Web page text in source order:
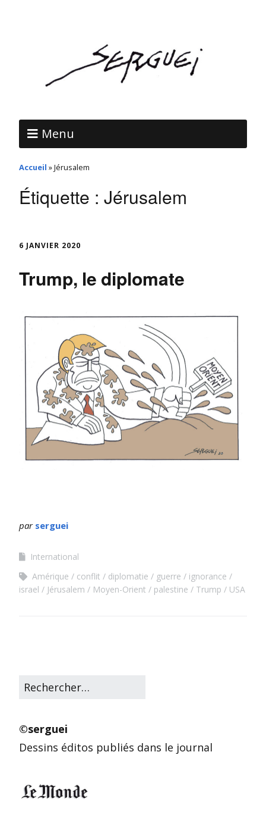
Menu
Accueil »Jérusalem
Étiquette : Jérusalem
6 JANVIER 2020
Trump, le diplomate
par serguei
International
Amérique
conflit diplomatie guerre
ignorance
israel
Jérusalem Moyen-Orient palestine Trump USA
©serguei
Dessins éditos publiés dans le journal